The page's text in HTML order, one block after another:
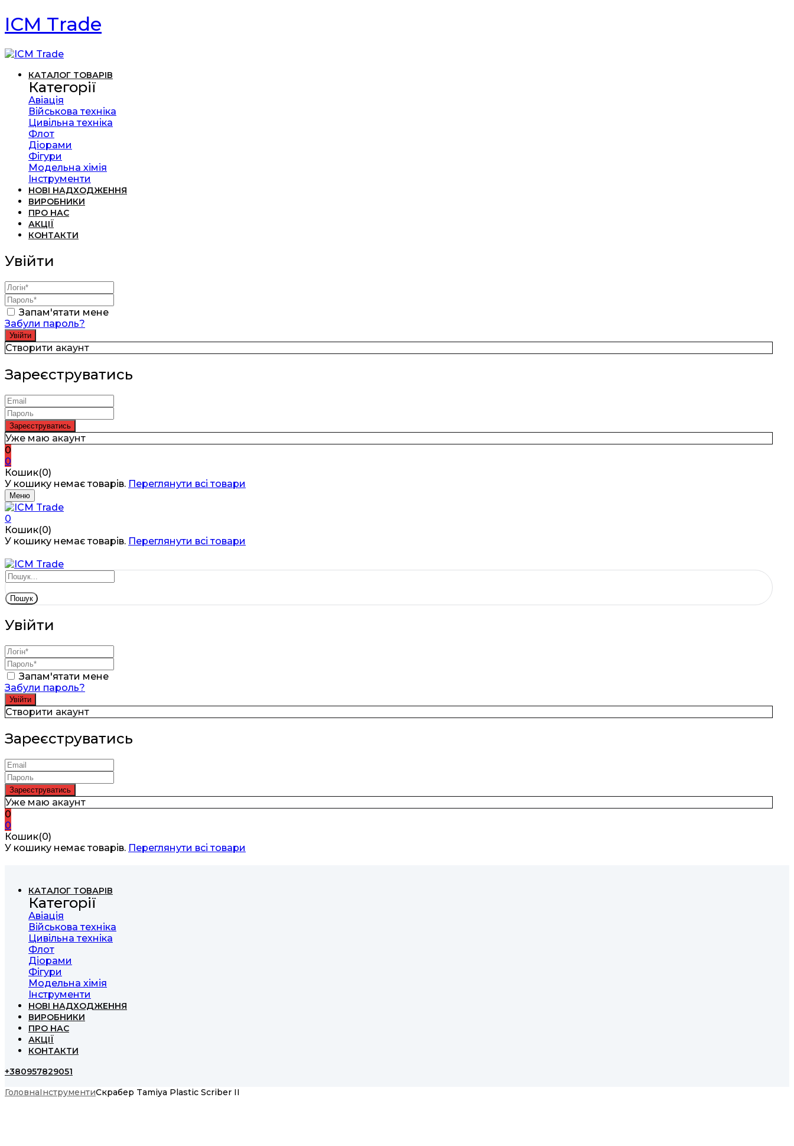
ICM Trade
КАТАЛОГ ТОВАРІВ
Категорії
Авіація
Військова техніка
Цивільна техніка
Флот
Діорами
Фігури
Модельна хімія
Інструменти
НОВІ НАДХОДЖЕННЯ
ВИРОБНИКИ
ПРО НАС
АКЦІЇ
КОНТАКТИ
Увійти
Запам'ятати мене
Забули пароль?
Створити акаунт
Зареєструватись
Уже маю акаунт
0
0
Кошик(0)
У кошику немає товарів. Переглянути всі товари
Меню
0
Кошик(0)
У кошику немає товарів. Переглянути всі товари
Пошук
Увійти
Запам'ятати мене
Забули пароль?
Створити акаунт
Зареєструватись
Уже маю акаунт
0
0
Кошик(0)
У кошику немає товарів. Переглянути всі товари
КАТАЛОГ ТОВАРІВ
Категорії
Авіація
Військова техніка
Цивільна техніка
Флот
Діорами
Фігури
Модельна хімія
Інструменти
НОВІ НАДХОДЖЕННЯ
ВИРОБНИКИ
ПРО НАС
АКЦІЇ
КОНТАКТИ
+380957829051
ГоловнаІнструментиСкрабер Tamiya Plastic Scriber II